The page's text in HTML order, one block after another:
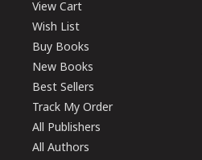
View Cart
Wish List
Buy Books
New Books
Best Sellers
Track My Order
All Publishers
All Authors